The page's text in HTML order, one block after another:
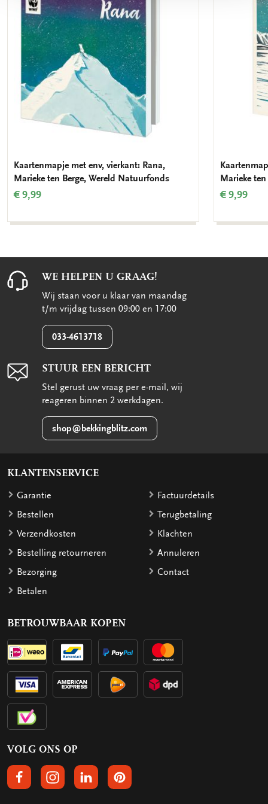
Kaartenmapje met env, vierkant: Rana,
Marieke ten Berge, Wereld Natuurfonds
€ 9,99
Marieke ten
€ 9,99
WE HELPEN U GRAAG!
Wij staan voor u klaar van maandag
t/m vrijdag tussen 09:00 en 17:00
033-4613718
STUUR EEN BERICHT
Stel gerust uw vraag per e-mail, wij
reageren binnen 2 werkdagen.
shop@bekkingblitz.com
KLANTENSERVICE
Garantie
Bestellen
Verzendkosten
Bestelling retourneren
Bezorging
Betalen
Factuurdetails
Terugbetaling
Klachten
Annuleren
Contact
BETROUWBAAR KOPEN
VOLG ONS OP
VOLGS ONS OP FACEBOOK
VOLG ONS OP INSTAGRAM
VOLG ONS OP LINKEDIN
VOLG ONS OP PINTEREST